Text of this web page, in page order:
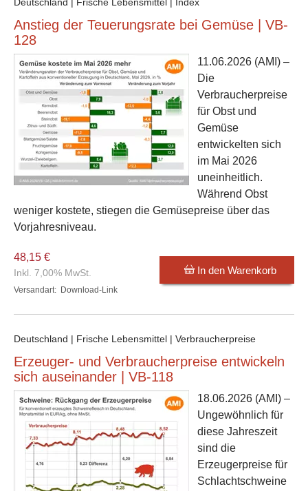
Anstieg der Teuerungsrate bei Gemüse | VB-
128
11.06.2026 (AMI) –
Die
Verbraucherpreise
für Obst und
Gemüse
entwickelten sich
im Mai 2026
uneinheitlich.
Während Obst
weniger kostete, stiegen die Gemüsepreise über das
Vorjahresniveau.
48,15 €
Inkl. 7,00% MwSt.
Versandart: Download-Link
In den Warenkorb
Deutschland | Frische Lebensmittel | Verbraucherpreise
Erzeuger- und Verbraucherpreise entwickeln
sich auseinander | VB-118
18.06.2026 (AMI) –
Ungewöhnlich für
diese Jahreszeit
sind die
Erzeugerpreise für
Schlachtschweine